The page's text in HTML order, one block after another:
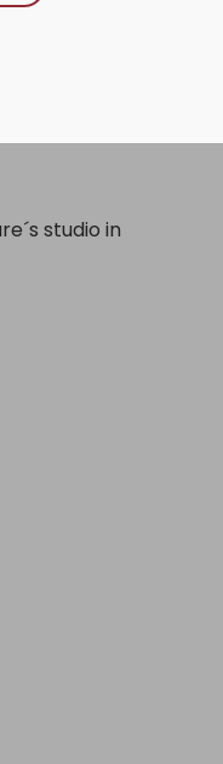
studio in